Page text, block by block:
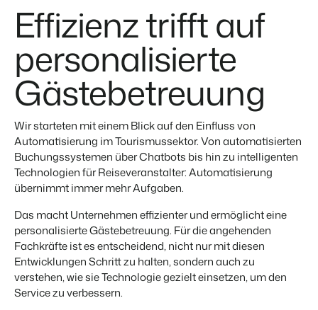
Immobilien Marketing
Dein Projekt im Handumdrehen ausverkauft.
Booking Analytics
Premium BI-Tool
Entdecke die unzähligen Vorteile der Booking Experts
Plattform.
Für Ferienparks
Entdecke die Vorteile von Booking Experts für Ferienparks.
App Store
Mach die Plattform zu deiner eigenen mithilfe der
Anbindung zu anderen Systemen.
Mehr erfahren
BEX Channel Manager
Jobs
Finde hier deinen neuen Traumjob!
Kontakt
Nimm Kontakt mit uns auf.
Über uns
Lerne unsere Kultur & Werte kennen.
FRÜBUCHERSAISON
Praktische Tipps für die wichtigsten
Buchungswochen des Jahres.
Zum Blog
DIGITALER ZUGANG
Schlüsselloser Zugang bei Camping de
Effizienz trifft auf
personalisierte
Gästebetreuung
Wir starteten mit einem Blick auf den Einfluss von
Automatisierung im Tourismussektor. Von automatisierten
Buchungssystemen über Chatbots bis hin zu intelligenten
Technologien für Reiseveranstalter: Automatisierung
übernimmt immer mehr Aufgaben.
Das macht Unternehmen effizienter und ermöglicht eine
personalisierte Gästebetreuung. Für die angehenden
Fachkräfte ist es entscheidend, nicht nur mit diesen
Entwicklungen Schritt zu halten, sondern auch zu
verstehen, wie sie Technologie gezielt einsetzen, um den
Service zu verbessern.